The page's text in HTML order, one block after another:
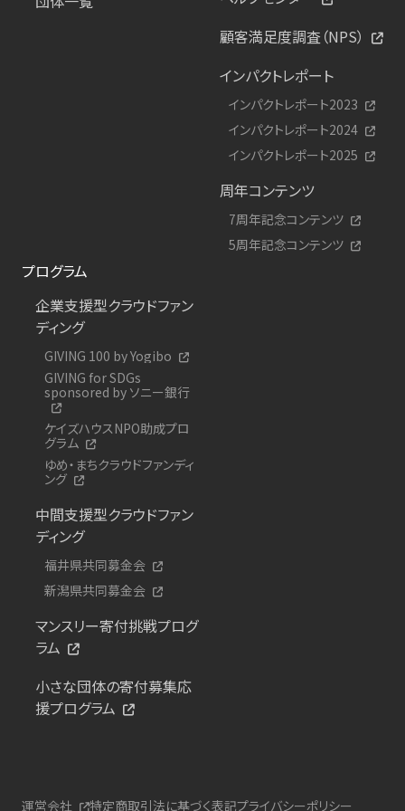
顧客満足度調査（NPS）
インパクトレポート
インパクトレポート2023
インパクトレポート2024
インパクトレポート2025
周年コンテンツ
7周年記念コンテンツ
5周年記念コンテンツ
プログラム
企業支援型クラウドファン
ディング
GIVING 100 by Yogibo
GIVING for SDGs
sponsored by ソニー銀行
ケイズハウスNPO助成プロ
グラム
ゆめ・まちクラウドファンディ
ング
中間支援型クラウドファン
ディング
福井県共同募金会
新潟県共同募金会
マンスリー寄付挑戦プログ
ラム
小さな団体の寄付募集応
援プログラム
運営会社 特定商取引法に基づく表記プライバシーポリシー